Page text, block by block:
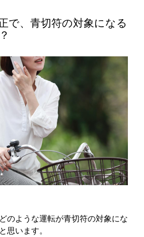
で、青切符の対象になる
のような運転が青切符の対象にな
思います。